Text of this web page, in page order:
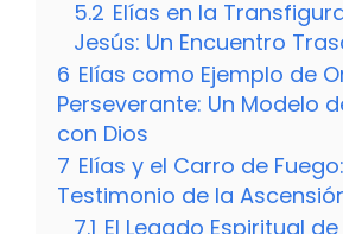
5.2 Elías en la
Jesús: Un Encuentro
6 Elías como Ejemplo de
Perseverante: Un Modelo
con Dios
7 Elías y el Carro de
Testimonio de la
7.1 El Legado Espiritual de